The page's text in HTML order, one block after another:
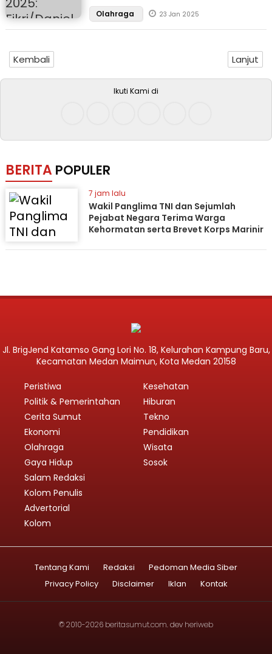
Olahraga 23 Jan 2025
Kembali Lanjut
Ikuti Kami di
BERITA POPULER
7 jam lalu
Wakil Panglima TNI dan Sejumlah
Pejabat Negara Terima Warga
Kehormatan serta Brevet Korps Marinir
Jl. BrigJend Katamso Gang Lori No. 18, Kelurahan Kampung Baru,
Kecamatan Medan Maimun, Kota Medan 20158
Peristiwa
Politik & Pemerintahan
Cerita Sumut
Ekonomi
Olahraga
Gaya Hidup
Kesehatan
Hiburan
Tekno
Pendidikan
Wisata
Sosok
Salam Redaksi
Kolom Penulis
Advertorial
Kolom
Tentang Kami Redaksi
Pedoman Media Siber
Privacy Policy
Disclaimer Iklan Kontak
© 2010-2026 beritasumut.com. dev heriweb